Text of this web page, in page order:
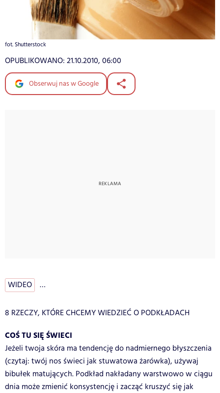
fot. Shutterstock
OPUBLIKOWANO: 21.10.2010, 06:00
Obserwuj nas w Google
WIDEO …
8 RZECZY, KTÓRE CHCEMY WIEDZIEĆ O PODKŁADACH
COŚ TU SIĘ ŚWIECI
Jeżeli twoja skóra ma tendencję do nadmiernego błyszczenia
(czytaj: twój nos świeci jak stuwatowa żarówka), używaj
bibułek matujących. Podkład nakładany warstwowo w ciągu
dnia może zmienić konsystencję i zacząć kruszyć się jak